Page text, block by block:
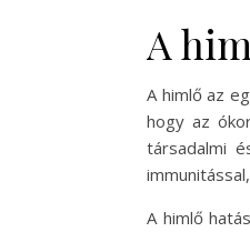
A
A himlő az
hogy az
társadalmi
A himlő